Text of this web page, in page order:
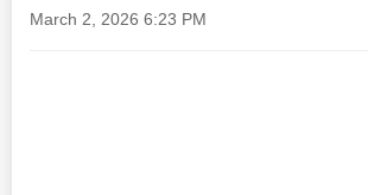
March 2, 2026 6:23 PM